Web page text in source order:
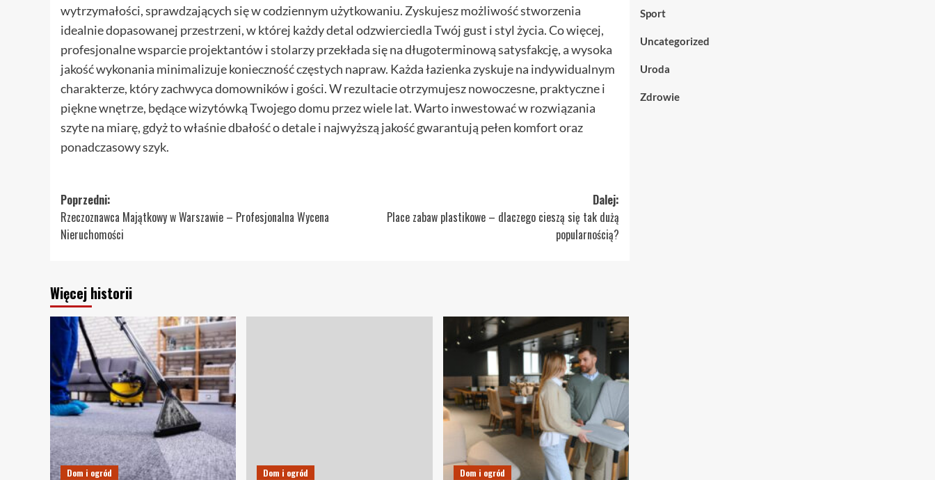
wytrzymałości, sprawdzających się w codziennym użytkowaniu. Zyskujesz możliwość stworzenia
idealnie dopasowanej przestrzeni, w której każdy detal odzwierciedla Twój gust i styl życia. Co więcej,
profesjonalne wsparcie projektantów i stolarzy przekłada się na długoterminową satysfakcję, a wysoka
jakość wykonania minimalizuje konieczność częstych napraw. Każda łazienka zyskuje na indywidualnym
charakterze, który zachwyca domowników i gości. W rezultacie otrzymujesz nowoczesne, praktyczne i
piękne wnętrze, będące wizytówką Twojego domu przez wiele lat. Warto inwestować w rozwiązania
szyte na miarę, gdyż to właśnie dbałość o detale i najwyższą jakość gwarantują pełen komfort oraz
ponadczasowy szyk.
Zobacz
wpisy
Poprzedni:
Rzeczoznawca Majątkowy w Warszawie – Profesjonalna Wycena
Nieruchomości
Dalej:
Place zabaw plastikowe – dlaczego cieszą się tak dużą
popularnością?
Więcej historii
Dom i ogród Dom i ogród Dom i ogród
Sport
Uncategorized
Uroda
Zdrowie